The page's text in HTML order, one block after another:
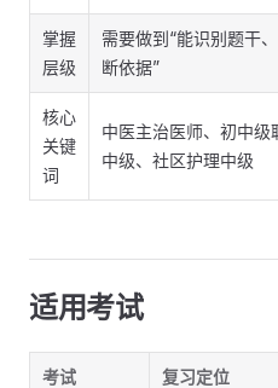
掌握
层级
需要做到“能识别题干
断依据”
核心
关键
词
中医主治医师、初中
中级、社区护理中级
适用考试
考试 复习定位